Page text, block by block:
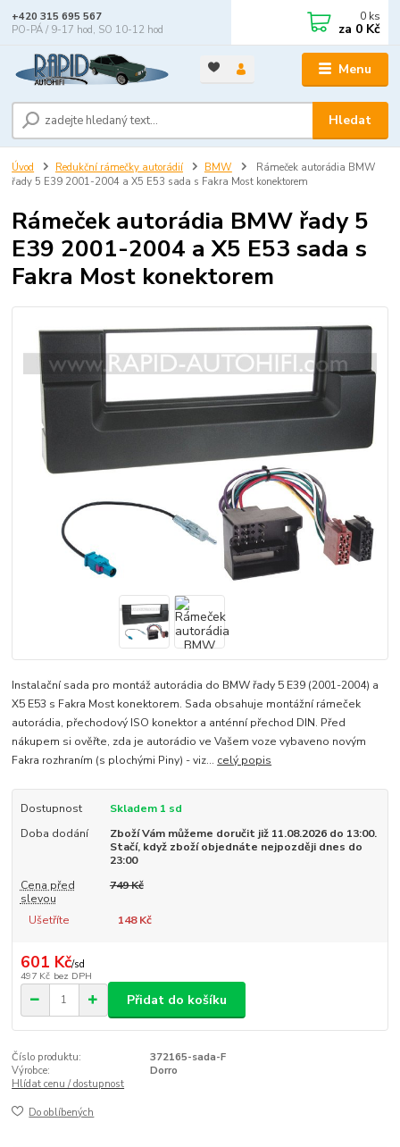
Menu
Hledat
+420 315 695 567
PO-PÁ / 9-17 hod, SO 10-12 hod
0 ks
za 0 Kč
Úvod Redukční rámečky autorádií BMW
Rámeček autorádia BMW
řady 5 E39 2001-2004 a X5 E53 sada s Fakra Most konektorem
Rámeček autorádia BMW řady 5
E39 2001-2004 a X5 E53 sada s
Fakra Most konektorem
Instalační sada pro montáž autorádia do BMW řady 5 E39 (2001-2004) a
X5 E53 s Fakra Most konektorem. Sada obsahuje montážní rámeček
autorádia, přechodový ISO konektor a anténní přechod DIN. Před
nákupem si ověřte, zda je autorádio ve Vašem voze vybaveno novým
Fakra rozhraním (s plochými Piny) - viz... celý popis
Dostupnost
Skladem 1 sd
Doba dodání
Zboží Vám můžeme doručit již 11.08.2026 do 13:00.
Stačí, když zboží objednáte nejpozději dnes do
23:00
Cena před
slevou
749 Kč
Ušetříte 148 Kč
601 Kč/sd
497 Kč bez DPH
Přidat do košíku
Číslo produktu:
372165-sada-F
Výrobce:
Dorro
Hlídat cenu / dostupnost
Do oblíbených